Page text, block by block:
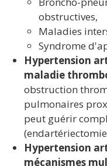
obstructives,
Maladies
Syndrome
Hypertension
maladie
obstruction
pulmonaires
peut guérir
Hypertension
mécanismes